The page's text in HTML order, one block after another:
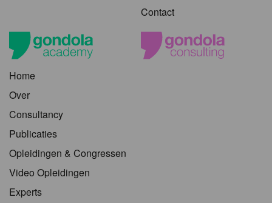
Contact
Home
Over
Consultancy
Publicaties
Opleidingen & Congressen
Video Opleidingen
Experts